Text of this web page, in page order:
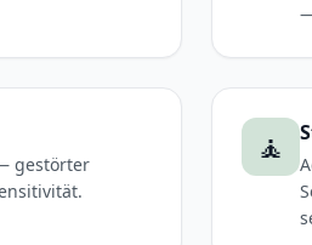
gestörter
🧘